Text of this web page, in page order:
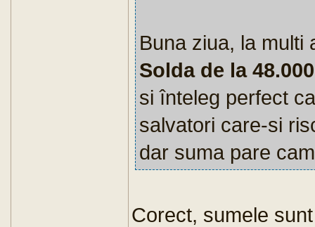
Buna ziua, la multi
Solda de la
si înteleg perfect
salvatori care-si
dar suma pare
Corect, sumele